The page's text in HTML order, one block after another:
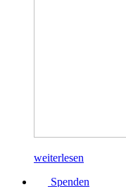
weiterlesen
Spenden